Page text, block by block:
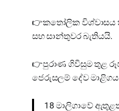
👉කතෝලික විශ්වාසය
සහ සාන්තුවර බැතියයි.
👉පුරාණ ගිවිසුම තුළ
ජෙරුසලම් දේව
18 මාලිගාවේ